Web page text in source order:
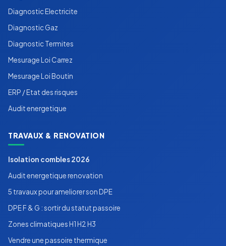
Diagnostic Electricite
Diagnostic Gaz
Diagnostic Termites
Mesurage Loi Carrez
Mesurage Loi Boutin
ERP / Etat des risques
Audit energetique
TRAVAUX & RENOVATION
Isolation combles 2026
Audit energetique renovation
5 travaux pour ameliorer son DPE
DPE F & G : sortir du statut passoire
Zones climatiques H1 H2 H3
Vendre une passoire thermique